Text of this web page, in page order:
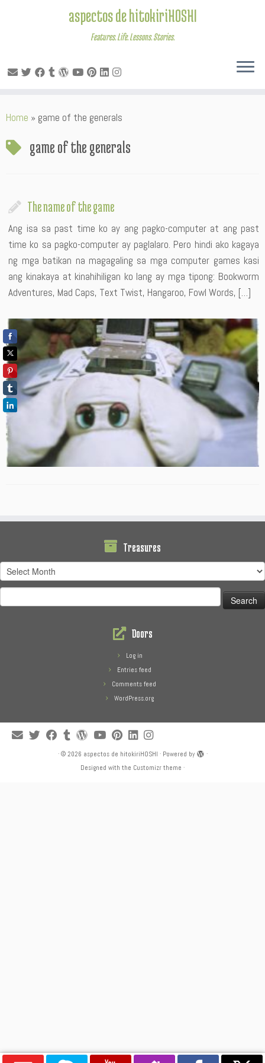
to
aspectos de hitokiriHOSHI
Features. Life. Lessons. Stories.
Home » game of the generals
game of the generals
The name of the game
Ang isa sa past time ko ay ang pagko-computer at ang past
time ko sa pagko-computer ay paglalaro. Pero hindi ako kagaya
ng mga batikan na magagaling sa mga computer games kasi
ang kinakaya at kinahihiligan ko lang ay mga tipong: Bookworm
Adventures, Mad Caps, Text Twist, Hangaroo, Fowl Words, […]
Treasures
Treasures
for:
Doors
Log in
Entries feed
Comments feed
WordPress.org
· © 2026 aspectos de hitokiriHOSHI · Powered by
·
Designed with the Customizr theme ·